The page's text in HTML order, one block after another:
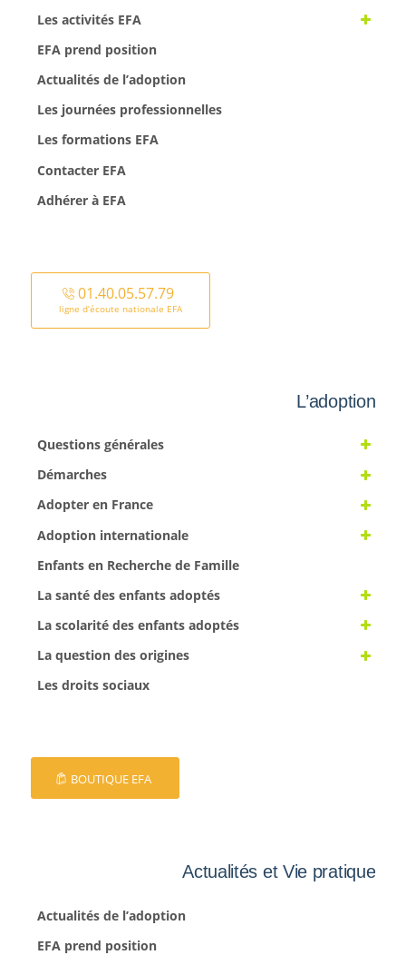
Les activités EFA
EFA prend position
Actualités de l’adoption
Les journées professionnelles
Les formations EFA
Contacter EFA
Adhérer à EFA
01.40.05.57.79
ligne d’écoute nationale EFA
L’adoption
Questions générales
Démarches
Adopter en France
Adoption internationale
Enfants en Recherche de Famille
La santé des enfants adoptés
La scolarité des enfants adoptés
La question des origines
Les droits sociaux
BOUTIQUE EFA
Actualités et Vie pratique
Actualités de l’adoption
EFA prend position